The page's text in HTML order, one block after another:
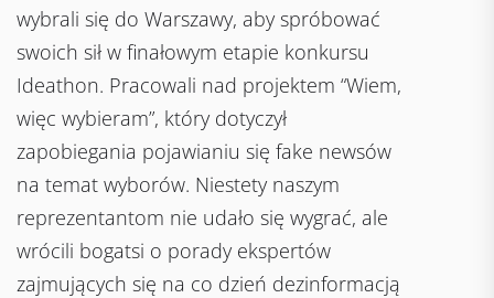
wybrali się do Warszawy, aby spróbować
swoich sił w finałowym etapie konkursu
Ideathon. Pracowali nad projektem “Wiem,
więc wybieram”, który dotyczył
zapobiegania pojawianiu się fake newsów
na temat wyborów. Niestety naszym
reprezentantom nie udało się wygrać, ale
wrócili bogatsi o porady ekspertów
zajmujących się na co dzień dezinformacją